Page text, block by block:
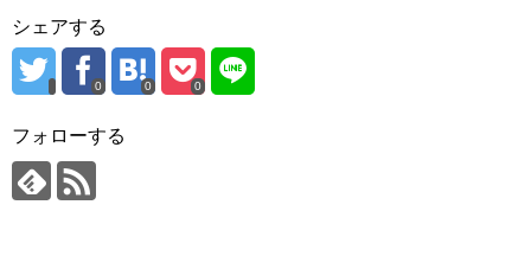
シェアする
0 0 0
フォローする